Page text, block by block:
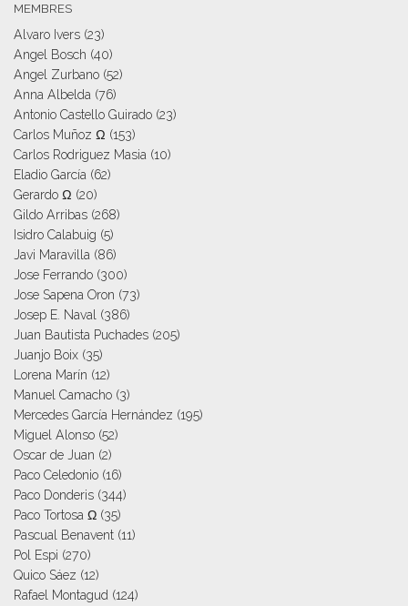
MEMBRES
Alvaro Ivers (23)
Angel Bosch (40)
Angel Zurbano (52)
Anna Albelda (76)
Antonio Castello Guirado (23)
Carlos Muñoz Ω (153)
Carlos Rodriguez Masia (10)
Eladio García (62)
Gerardo Ω (20)
Gildo Arribas (268)
Isidro Calabuig (5)
Javi Maravilla (86)
Jose Ferrando (300)
Jose Sapena Oron (73)
Josep E. Naval
(386)
Juan Bautista Puchades (205)
Juanjo Boix (35)
Lorena Marín (12)
Manuel Camacho (3)
Mercedes García Hernández (195)
Miguel Alonso (52)
Oscar de Juan (2)
Paco Celedonio (16)
Paco Donderis (344)
Paco Tortosa Ω (35)
Pascual Benavent (11)
Pol Espi (270)
Quico Sáez (12)
Rafael Montagud (124)